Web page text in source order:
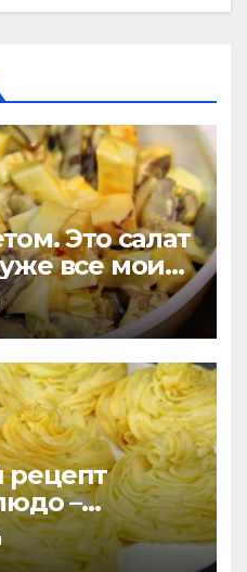
Это салат
все мои
не
–